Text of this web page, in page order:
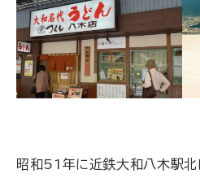
昭和51年に近鉄大和八木駅北